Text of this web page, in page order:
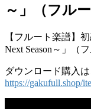
～」（フル
【フルート楽譜】
Next Season～」（
ダウンロード購入
https://gakufull.shop/